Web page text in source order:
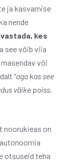
ja kasvamise
nende
kes
see võib viia
või
“aga kas see
väike poiss,
noorukieas on
otsuseid teha